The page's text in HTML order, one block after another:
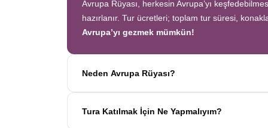
Avrupa Rüyası, herkesin Avrupa’yı
hazırlanır. Tur ücretleri; toplam tur süresi,
Avrupa’yı gezmek mümkün!
Neden Avrupa Rüyası?
otellervebenzersiz rotalarile Avrupa’yı en
Tura Katılmak İçin Ne Yapmalıyım?